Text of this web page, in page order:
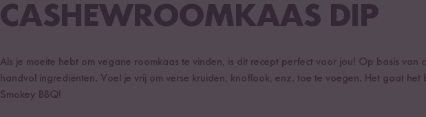
CASHEWROOMKAAS DIP
Als je moeite hebt om vegane roomkaas te vinden, is dit recept perfect voor jou! Op basis van
handvol ingrediënten. Voel je vrij om verse kruiden, knoflook, enz. toe te voegen. Het gaat het
Smokey BBQ!